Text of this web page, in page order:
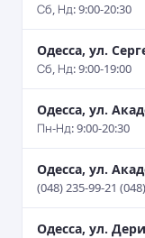
Сб, Нд: 9:00-20:30
Одесса, ул.
Сб, Нд: 9:00-19:00
Одесса, ул.
Пн-Нд: 9:00-20:30
Одесса, ул.
(048) 235-99-21
Одесса, ул.